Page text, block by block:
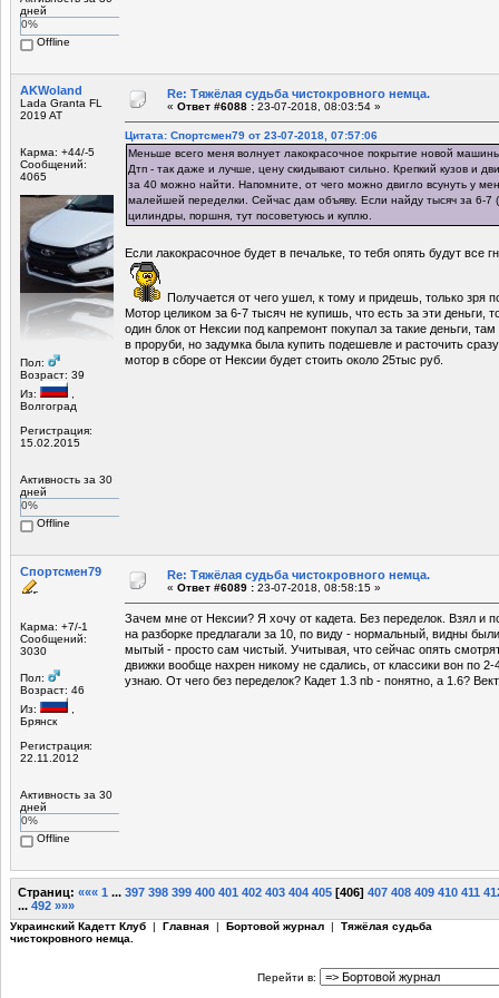
дней
0%
Offline
AKWoland
Lada Granta FL
2019 AT
Карма: +44/-5
Сообщений:
4065
Пол:
Возраст: 39
Из:
Волгоград
Регистрация:
15.02.2015
Активность за 30
дней
0%
Offline
Re: Тяжёлая судьба чистокровного немца.
« Ответ #6088 : 23-07-2018, 08:03:54 »
Цитата: Спортсмен79 от 23-07-2018, 07:57:06
Меньше всего меня волнует лакокрасочное покрытие новой
Дтп - так даже и лучше, цену скидывают сильно. Крепкий кузов и
за 40 можно найти. Напомните, от чего можно двигло всунуть у
малейшей переделки. Сейчас дам объяву. Если найду тысяч за 6-7
цилиндры, поршня, тут посоветуюсь и куплю.
Если лакокрасочное будет в печальке, то тебя опять будут все
Получается от чего ушел, к тому и придешь, только зря
Мотор целиком за 6-7 тысяч не купишь, что есть за эти деньги,
один блок от Нексии под капремонт покупал за такие деньги,
в проруби, но задумка была купить подешевле и расточить
мотор в сборе от Нексии будет стоить около 25тыс руб.
Спортсмен79
Карма: +7/-1
Сообщений:
3030
Пол:
Возраст: 46
Из:
Брянск
Регистрация:
22.11.2012
Активность за 30
дней
0%
Offline
Re: Тяжёлая судьба чистокровного немца.
« Ответ #6089 : 23-07-2018, 08:58:15 »
Зачем мне от Нексии? Я хочу от кадета. Без переделок. Взял и
на разборке предлагали за 10, по виду - нормальный, видны
мытый - просто сам чистый. Учитывая, что сейчас опять
движки вообще нахрен никому не сдались, от классики вон по
узнаю. От чего без переделок? Кадет 1.3 nb - понятно, а 1.6?
Страниц: ««« 1 ... 397 398 399 400 401 402 403 404 405 [406] 407 408 409 410 411
... 492 »»»
Украинский Кадетт Клуб | Главная | Бортовой журнал | Тяжёлая судьба
чистокровного немца.
Перейти в: